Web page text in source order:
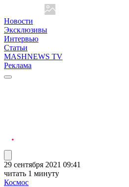
Новости
Эксклюзивы
Интервью
Статьи
MASHNEWS TV
Реклама
29 сентября 2021 09:41
читать 1 минуту
Космос